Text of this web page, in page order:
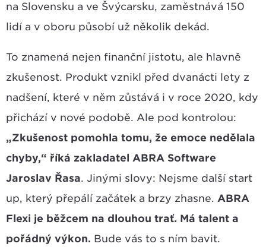
na Slovensku a ve Švýcarsku, zaměstnává 150
lidí a v oboru působí už několik dekád.
To znamená nejen finanční jistotu, ale hlavně
zkušenost. Produkt vznikl před dvanácti lety z
nadšení, které v něm zůstává i v roce 2020, kdy
přichází v nové podobě. Ale pod kontrolou:
„Zkušenost pomohla tomu, že emoce nedělala
chyby,“ říká zakladatel ABRA Software
Jaroslav Řasa. Jinými slovy: Nejsme další start
up, který přepálí začátek a brzy zhasne. ABRA
Flexi je běžcem na dlouhou trať. Má talent a
pořádný výkon. Bude vás to s ním bavit.